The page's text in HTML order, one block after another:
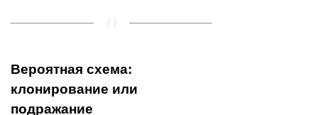
Вероятная схема:
клонирование или
подражание